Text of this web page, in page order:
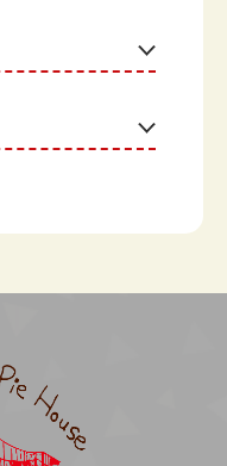
翌日がお届け日で
あります。
してください。
ます。
択してください。
のケーキの「店頭
るため、選択不要
及び、出荷完了後
は、原則としてお
にお届けした商